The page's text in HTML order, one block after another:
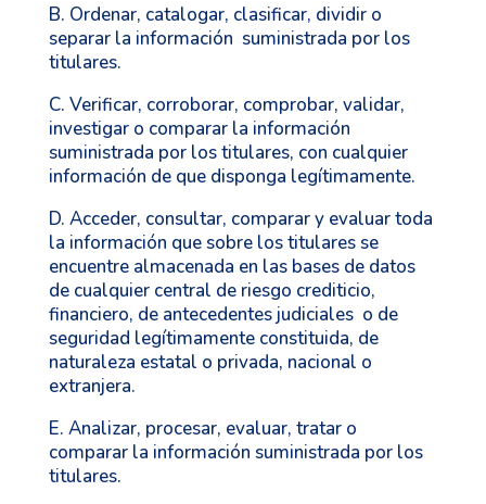
B. Ordenar, catalogar, clasificar, dividir o
separar la información suministrada por los
titulares.
C. Verificar, corroborar, comprobar, validar,
investigar o comparar la información
suministrada por los titulares, con cualquier
información de que disponga legítimamente.
D. Acceder, consultar, comparar y evaluar toda
la información que sobre los titulares se
encuentre almacenada en las bases de datos
de cualquier central de riesgo crediticio,
financiero, de antecedentes judiciales o de
seguridad legítimamente constituida, de
naturaleza estatal o privada, nacional o
extranjera.
E. Analizar, procesar, evaluar, tratar o
comparar la información suministrada por los
titulares.